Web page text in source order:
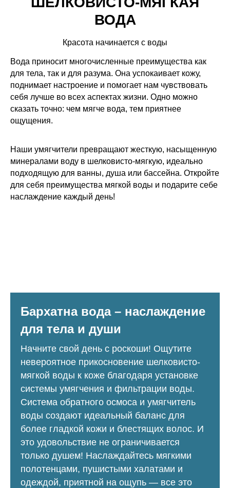
ВОДА
Красота начинается с воды
Вода приносит многочисленные преимущества как
для тела, так и для разума. Она успокаивает кожу,
поднимает настроение и помогает нам чувствовать
себя лучше во всех аспектах жизни. Одно можно
сказать точно: чем мягче вода, тем приятнее
ощущения.
Наши умягчители превращают жесткую, насыщенную
минералами воду в шелковисто-мягкую, идеально
подходящую для ванны, душа или бассейна. Откройте
для себя преимущества мягкой воды и подарите себе
наслаждение каждый день!
Бархатна вода – наслаждение
для тела и души
Начните свой день с роскоши! Ощутите
невероятное прикосновение шелковисто-
мягкой воды к коже благодаря установке
системы умягчения и фильтрации воды.
Система обратного осмоса и умягчитель
воды создают идеальный баланс для
более гладкой кожи и блестящих волос. И
это удовольствие не ограничивается
только душем! Наслаждайтесь мягкими
полотенцами, пушистыми халатами и
одеждой, приятной на ощупь — все это